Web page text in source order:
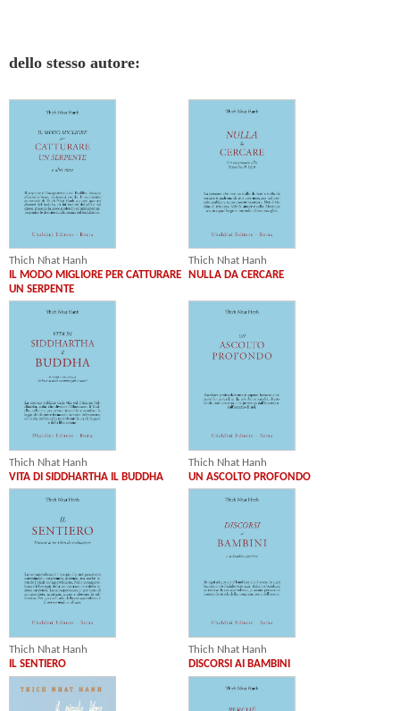
dello stesso autore:
Thich Nhat Hanh
IL MODO MIGLIORE PER CATTURARE
UN SERPENTE
Thich Nhat Hanh
NULLA DA CERCARE
Thich Nhat Hanh
VITA DI SIDDHARTHA IL BUDDHA
Thich Nhat Hanh
UN ASCOLTO PROFONDO
Thich Nhat Hanh
IL SENTIERO
Thich Nhat Hanh
DISCORSI AI BAMBINI